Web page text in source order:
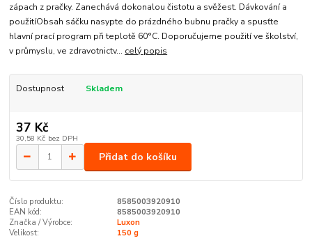
zápach z pračky. Zanechává dokonalou čistotu a svěžest. Dávkování a
použitíObsah sáčku nasypte do prázdného bubnu pračky a spusťte
hlavní prací program při teplotě 60°C. Doporučujeme použití ve školství,
v průmyslu, ve zdravotnictv... celý popis
Dostupnost Skladem
37 Kč
30,58 Kč bez DPH
Přidat do košíku
Číslo produktu:
8585003920910
EAN kód:
8585003920910
Značka / Výrobce:
Luxon
Velikost:
150 g